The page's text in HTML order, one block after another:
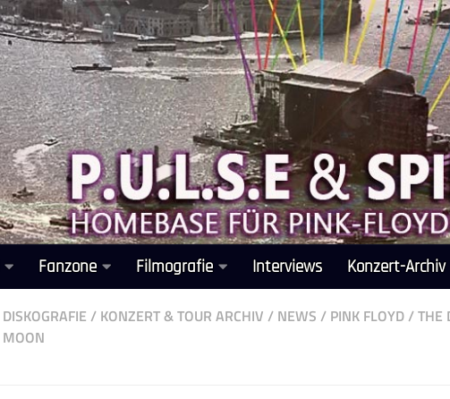
Fanzone Filmografie Interviews Konzert-Archiv
DISKOGRAFIE / KONZERT & TOUR ARCHIV / NEWS / PINK FLOYD/THE
MOON